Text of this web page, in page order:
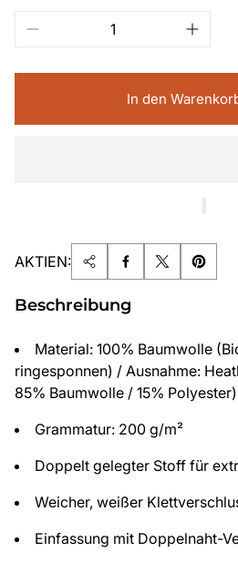
In den
AKTIEN:
Beschreibung
Material: 100% Baumwolle
ringesponnen) / Ausnahme:
85% Baumwolle / 15% Polyester)
Grammatur: 200 g/m²
Doppelt gelegter Stoff für
Weicher, weißer
Einfassung mit Doppelnaht-